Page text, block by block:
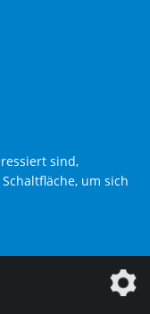
sind,
um sich
der